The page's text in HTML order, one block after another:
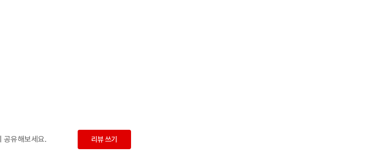
공유해보세요. 리뷰 쓰기